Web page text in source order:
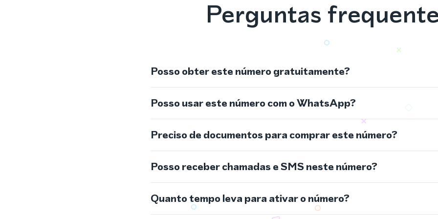
Perguntas
Posso obter este número gratuitamente?
Posso usar este número com o WhatsApp?
Preciso de documentos para comprar este número?
Posso receber chamadas e SMS neste número?
Quanto tempo leva para ativar o número?